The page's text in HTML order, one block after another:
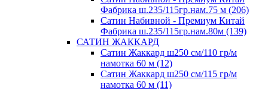
Фабрика ш.235/115гр.нам.75 м (206)
Сатин Набивной - Премиум Китай
Фабрика ш.235/115гр.нам.80м (139)
САТИН ЖАККАРД
Сатин Жаккард ш250 см/110 гр/м
намотка 60 м (12)
Сатин Жаккард ш250 см/115 гр/м
намотка 60 м (11)